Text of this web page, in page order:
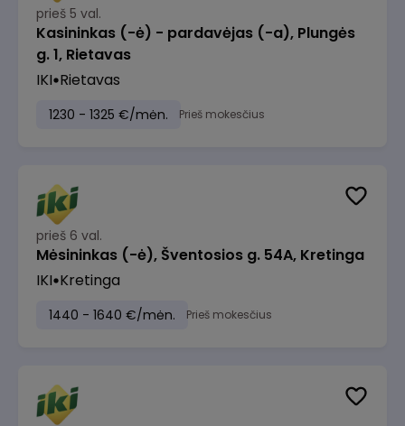
prieš 5 val.
Kasininkas (-ė) - pardavėjas (-a), Plungės
g. 1, Rietavas
IKI Rietavas
1230 - 1325 €/mėn. Prieš mokesčius
prieš 6 val.
Mėsininkas (-ė), Šventosios g. 54A, Kretinga
IKI Kretinga
1440 - 1640 €/mėn. Prieš mokesčius